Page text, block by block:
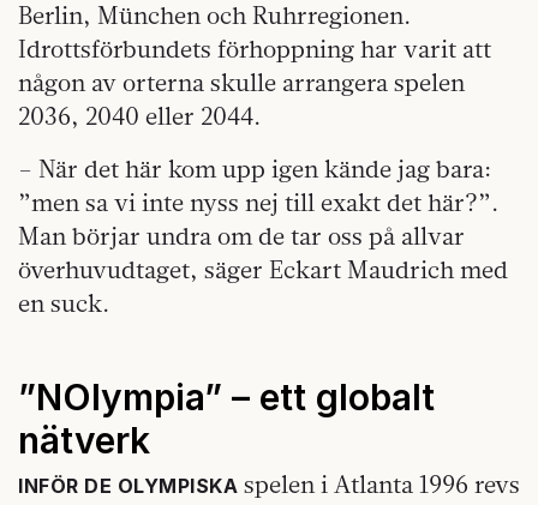
Berlin, München och Ruhrregionen.
Idrottsförbundets förhoppning har varit att
någon av orterna skulle arrangera spelen
2036, 2040 eller 2044.
– När det här kom upp igen kände jag bara:
”men sa vi inte nyss nej till exakt det här?”.
Man börjar undra om de tar oss på allvar
överhuvudtaget, säger Eckart Maudrich med
en suck.
”NOlympia” – ett globalt
nätverk
INFÖR DE OLYMPISKA spelen i Atlanta 1996 revs